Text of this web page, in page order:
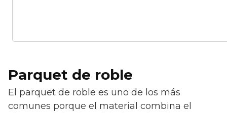
Parquet de roble
El parquet de roble es uno de los más
comunes porque el material combina el